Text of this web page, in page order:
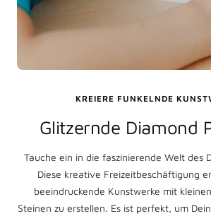
KREIERE FUNKELNDE
Glitzernde Diamond
Tauche ein in die faszinierende Welt des
Diese kreative Freizeitbeschäftigung
beeindruckende Kunstwerke mit
Steinen zu erstellen. Es ist perfekt, um